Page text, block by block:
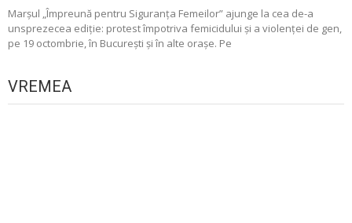
Marșul „Împreună pentru Siguranța Femeilor” ajunge la cea de-a
unsprezecea ediție: protest împotriva femicidului și a violenței de gen,
pe 19 octombrie, în București și în alte orașe. Pe
VREMEA